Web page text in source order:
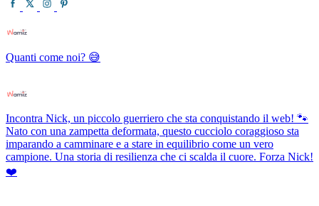
Quanti come noi? 😅
Incontra Nick, un piccolo guerriero che sta conquistando il web! 🐾
Nato con una zampetta deformata, questo cucciolo coraggioso sta
imparando a camminare e a stare in equilibrio come un vero
campione. Una storia di resilienza che ci scalda il cuore. Forza Nick!
❤️